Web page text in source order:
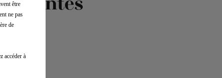
être
ne pas
de
accéder à